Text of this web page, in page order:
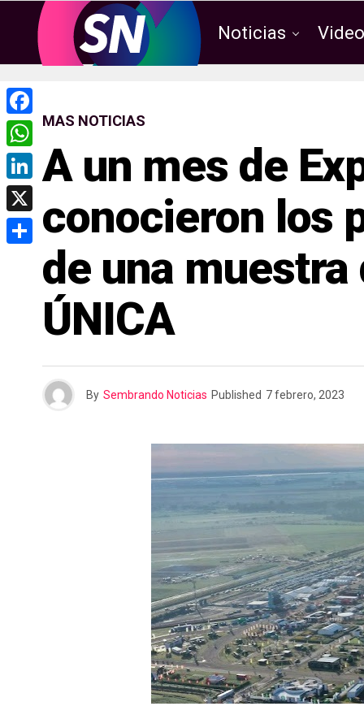
Noticias
MAS NOTICIAS
A un mes de
conocieron los
de una
ÚNICA
By Sembrando Noticias Published 7 febrero, 2023
F
a
c
e
b
W
h
a
L
i
n
X